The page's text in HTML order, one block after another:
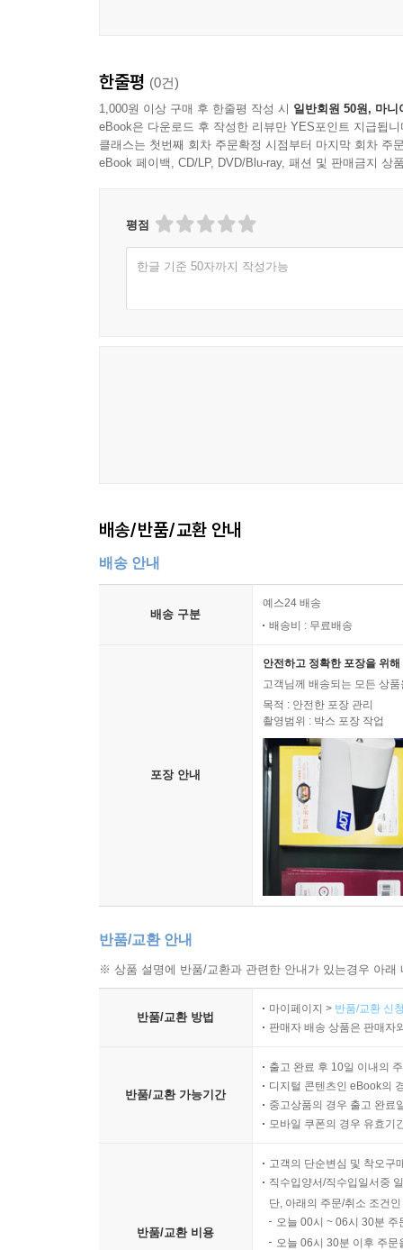
한줄평 (0건)
1,000원 이상 구매 후 한줄평 작성 시 일반회원 50원, 마니
eBook은 다운로드 후 작성한 리뷰만 YES포인트 지급됩니
클래스는 첫번째 회차 주문확정 시점부터 마지막 회차 주
eBook 페이백, CD/LP, DVD/Blu-ray, 패션 및 판매금지 상
평점
한글 기준 50자까지 작성가능
배송/반품/교환 안내
배송 안내
배송 구분
예스24 배송
배송비 : 무료배송
포장 안내
안전하고 정확한 포장을 위
고객님께 배송되는 모든 상
목적 : 안전한 포장 관리
촬영범위 : 박스 포장 작업
반품/교환 안내
※ 상품 설명에 반품/교환과 관련한 안내가 있는경우 아
반품/교환 방법
마이페이지 > 반품/교환 신
판매자 배송 상품은 판매자
반품/교환 가능기간
출고 완료 후 10일 이내의
디지털 콘텐츠인 eBook의
중고상품의 경우 출고 완료
모바일 쿠폰의 경우 유효기
반품/교환 비용
고객의 단순변심 및 착오구
직수입양서/직수입일서중
단, 아래의 주문/취소 조건
오늘 00시 ~ 06시 30분
오늘 06시 30분 이후 주